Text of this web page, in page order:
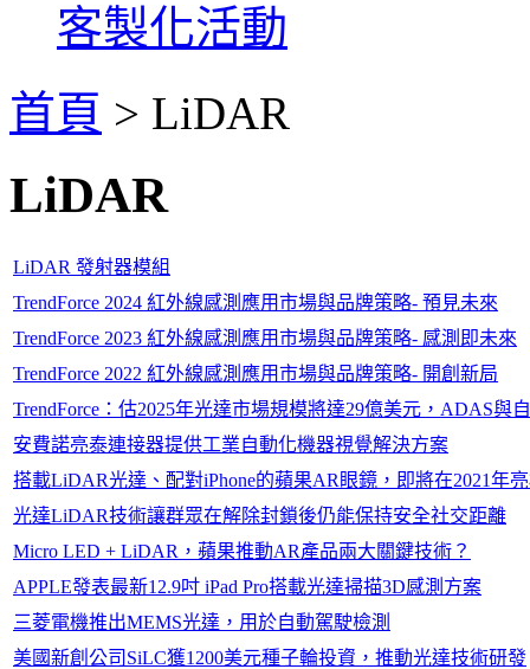
客製化活動
首頁 > LiDAR
LiDAR
LiDAR 發射器模組
TrendForce 2024 紅外線感測應用市場與品牌策略- 預見未來
TrendForce 2023 紅外線感測應用市場與品牌策略- 感測即未來
TrendForce 2022 紅外線感測應用市場與品牌策略- 開創新局
TrendForce：估2025年光達市場規模將達29億美元，ADAS與
安費諾亮泰連接器提供工業自動化機器視覺解決方案
搭載LiDAR光達、配對iPhone的蘋果AR眼鏡，即將在2021年
光達LiDAR技術讓群眾在解除封鎖後仍能保持安全社交距離
Micro LED + LiDAR，蘋果推動AR產品兩大關鍵技術？
APPLE發表最新12.9吋 iPad Pro搭載光達掃描3D感測方案
三菱電機推出MEMS光達，用於自動駕駛檢測
美國新創公司SiLC獲1200美元種子輪投資，推動光達技術研發